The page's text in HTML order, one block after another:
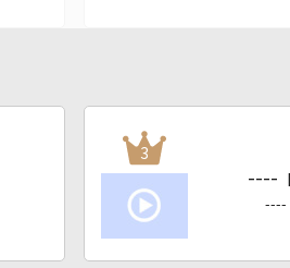
3
----
----